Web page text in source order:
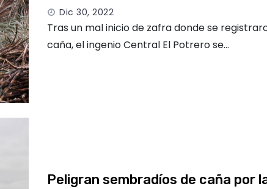
Dic 30, 2022
Tras un mal inicio de zafra donde se
caña, el ingenio Central El Potrero se…
Peligran sembradíos de caña por